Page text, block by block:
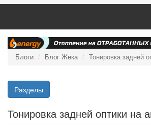
Блоги Блог Жека Тонировка задней
Разделы
Тонировка задней оптики на